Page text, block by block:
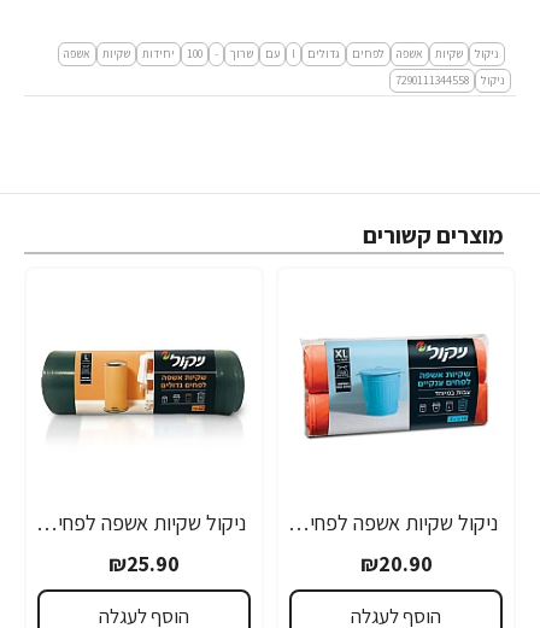
ניקול שקיות אשפה לפחים גדולים l עם שרוך -
100 יחידות שקיות
אשפה
ניקול
7290111344558
מוצרים קשורים
ניקול שקיות אשפה לפחים ענקיים XL עם שרוך - 20 יחידות
₪20.90
הוסף לעגלה
ניקול שקיות אשפה לפחים גדולים L עם שרוך - 40 יחידות
₪25.90
הוסף לעגלה